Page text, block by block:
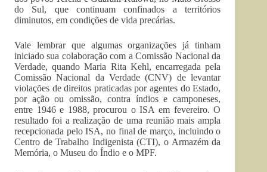
do Sul, que continuam confinados a territórios
diminutos, em condições de vida precárias.
Vale lembrar que algumas organizações já tinham
iniciado sua colaboração com a Comissão Nacional da
Verdade, quando Maria Rita Kehl, encarregada pela
Comissão Nacional da Verdade (CNV) de levantar
violações de direitos praticadas por agentes do Estado,
por ação ou omissão, contra índios e camponeses,
entre 1946 e 1988, procurou o ISA em fevereiro. O
resultado foi a realização de uma reunião mais ampla
recepcionada pelo ISA, no final de março, incluindo o
Centro de Trabalho Indigenista (CTI), o Armazém da
Memória, o Museu do Índio e o MPF.